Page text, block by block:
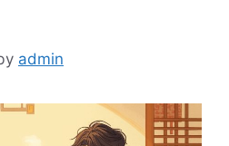
admin